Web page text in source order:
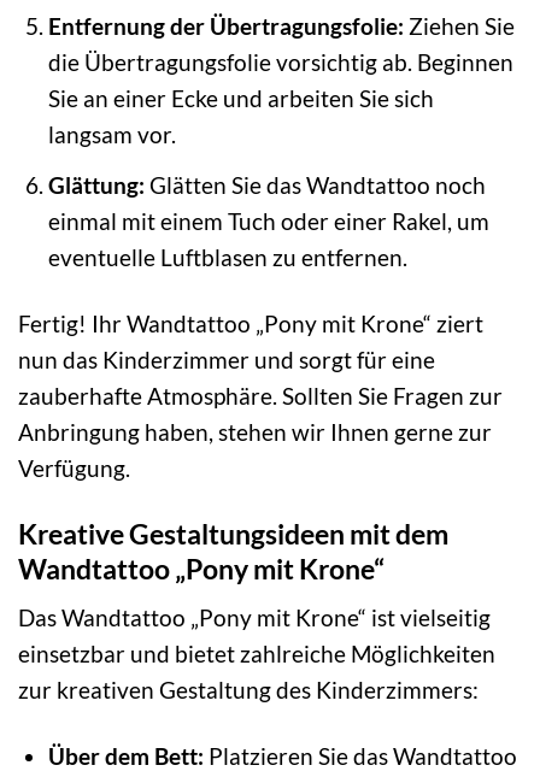
Entfernung der Übertragungsfolie: Ziehen Sie
die Übertragungsfolie vorsichtig ab. Beginnen
Sie an einer Ecke und arbeiten Sie sich
langsam vor.
Glättung: Glätten Sie das Wandtattoo noch
einmal mit einem Tuch oder einer Rakel, um
eventuelle Luftblasen zu entfernen.
Fertig! Ihr Wandtattoo „Pony mit Krone“ ziert
nun das Kinderzimmer und sorgt für eine
zauberhafte Atmosphäre. Sollten Sie Fragen zur
Anbringung haben, stehen wir Ihnen gerne zur
Verfügung.
Kreative Gestaltungsideen mit dem
Wandtattoo „Pony mit Krone“
Das Wandtattoo „Pony mit Krone“ ist vielseitig
einsetzbar und bietet zahlreiche Möglichkeiten
zur kreativen Gestaltung des Kinderzimmers:
Über dem Bett: Platzieren Sie das Wandtattoo